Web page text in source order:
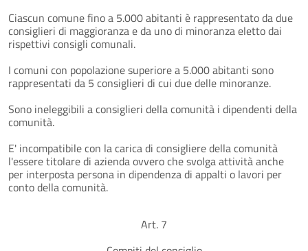
Ciascun comune fino a 5.000 abitanti è rappresentato da due
consiglieri di maggioranza e da uno di minoranza eletto dai
rispettivi consigli comunali.
I comuni con popolazione superiore a 5.000 abitanti sono
rappresentati da 5 consiglieri di cui due delle minoranze.
Sono ineleggibili a consiglieri della comunità i dipendenti della
comunità.
E' incompatibile con la carica di consigliere della comunità
l'essere titolare di azienda ovvero che svolga attività anche
per interposta persona in dipendenza di appalti o lavori per
conto della comunità.
Art. 7